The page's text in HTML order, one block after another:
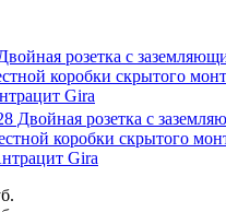
розетка с
коробки скрытого
Gira